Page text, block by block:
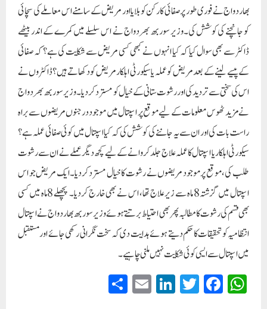
بھاردواج نے فوری طور پر صفائی کارکن کو بلایا اور مریض کے سامنے اس معاملے کی سچائی
کو جانچنے کی کوشش کی۔وزیر سوربھ بھردواج نے اس سلسلے میں کمرے کے اندر بیٹھے
ڈاکٹر سے بھی سوال کیا کہ کیا انہوں نے کبھی کسی مریض سے شکایت کی ہے؟ کہ صفائی
کے پیسے لینے کے بعد مریض کو عملہ یا سیکورٹی اہلکار مریض کو دکھاتے ہیں؟ڈاکٹروں نے
اس کی سختی سے تردید کی اور رشوت ستانی کے خیال کو مسترد کردیا۔وزیر سوربھ بھردواج
نے مزید ٹھوس معلومات کے لیے موقع پر اسپتال میں موجود درجنوں مریضوں سے براہ
راست بات کی اور ان سے یہ جاننے کی کوشش کی کہ کیا اسپتال میں کوئی صفائی عملہ ہے؟
سیکورٹی اہلکار یا اسپتال کا عملہ علاج جلد کروانے کے لیے کچھ دیگر عملے نے ان سے رشوت
طلب کی، موقع پر موجود مریضوں نے رشوت کا خیال مسترد کردیا۔ایک مریض جو اس
اسپتال میں گزشتہ 8 ماہ سے زیر علاج تھا، اس نے بھی خارج کردیا۔ پچھلے 8 ماہ میں کسی
بھی قسم کی رشوت کا مطالبہ پھر بھی احتیاط برتتے ہوئے وزیر سوربھ بھاردواج نے اسپتال
انتظامیہ کو تحقیقات کا حکم دیتے ہوئے ہدایت دی کہ سخت نگرانی رکھی جائے اور مستقبل
میں اسپتال سے ایسی کوئی شکایت نہیں ملنی چاہیے۔
W
ha
Fa
ce
T
wi
Li
nk
E
m